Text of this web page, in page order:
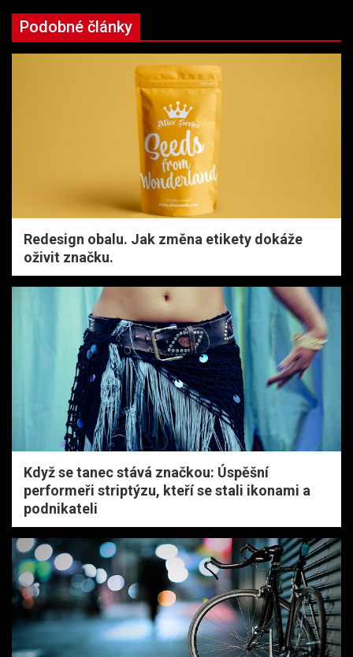
Podobné články
Redesign obalu. Jak změna etikety dokáže
oživit značku.
Když se tanec stává značkou: Úspěšní
performeři striptýzu, kteří se stali ikonami a
podnikateli